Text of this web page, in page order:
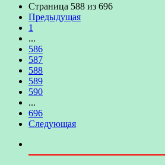
Страница 588 из 696
Предыдущая
1
...
586
587
588
589
590
...
696
Следующая